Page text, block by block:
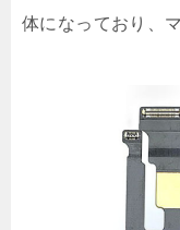
体になっており、